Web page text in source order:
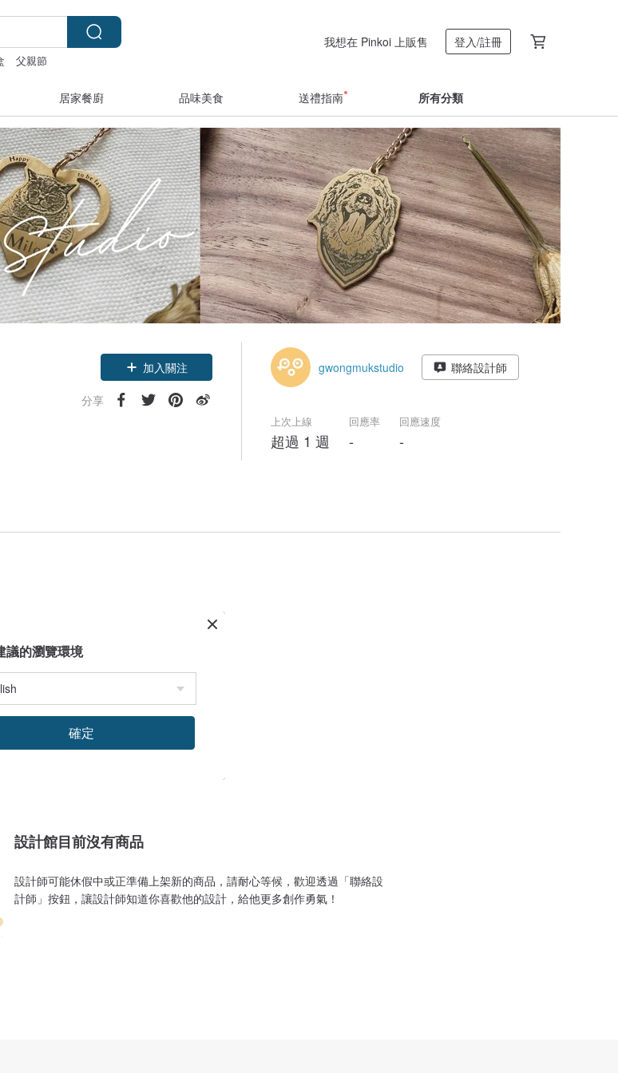
父親節
我想在 Pinkoi 上販售 登入/註冊
居家餐廚 品味美食 送禮指南 所有分類
加入關注
分享
gwongmukstudio 聯絡設計師
上次上線
超過 1 週
回應率
-
回應速度
-
設計館目前沒有商品
設計師可能休假中或正準備上架新的商品，請耐心等候，歡迎透過「聯絡設
計師」按鈕，讓設計師知道你喜歡他的設計，給他更多創作勇氣！
議的瀏覽環境
確定